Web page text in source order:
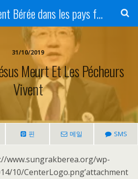
Le Mouvement Bérée dans les pays francophones
31/10/2019
Meurt Et Les Pécheurs
Vivent
핀 메일 SMS
www.sungrakberea.org/wp-
10/CenterLogo.png’attachment